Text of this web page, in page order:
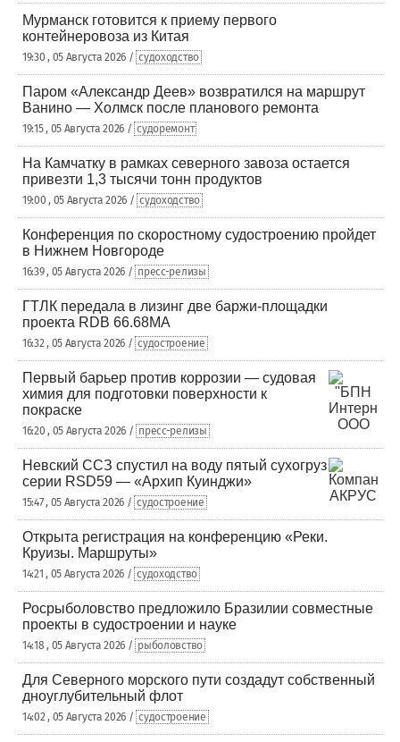
Мурманск готовится к приему первого
контейнеровоза из Китая
19:30 , 05 Августа 2026 / судоходство
Паром «Александр Деев» возвратился на маршрут
Ванино — Холмск после планового ремонта
19:15 , 05 Августа 2026 / судоремонт
На Камчатку в рамках северного завоза остается
привезти 1,3 тысячи тонн продуктов
19:00 , 05 Августа 2026 / судоходство
Конференция по скоростному судостроению пройдет
в Нижнем Новгороде
16:39 , 05 Августа 2026 / пресс-релизы
ГТЛК передала в лизинг две баржи-площадки
проекта RDB 66.68МА
16:32 , 05 Августа 2026 / судостроение
Первый барьер против коррозии — судовая
химия для подготовки поверхности к
покраске
16:20 , 05 Августа 2026 / пресс-релизы
Невский ССЗ спустил на воду пятый сухогруз
серии RSD59 — «Архип Куинджи»
15:47 , 05 Августа 2026 / судостроение
Открыта регистрация на конференцию «Реки.
Круизы. Маршруты»
14:21 , 05 Августа 2026 / судоходство
Росрыболовство предложило Бразилии совместные
проекты в судостроении и науке
14:18 , 05 Августа 2026 / рыболовство
Для Северного морского пути создадут собственный
дноуглубительный флот
14:02 , 05 Августа 2026 / судостроение